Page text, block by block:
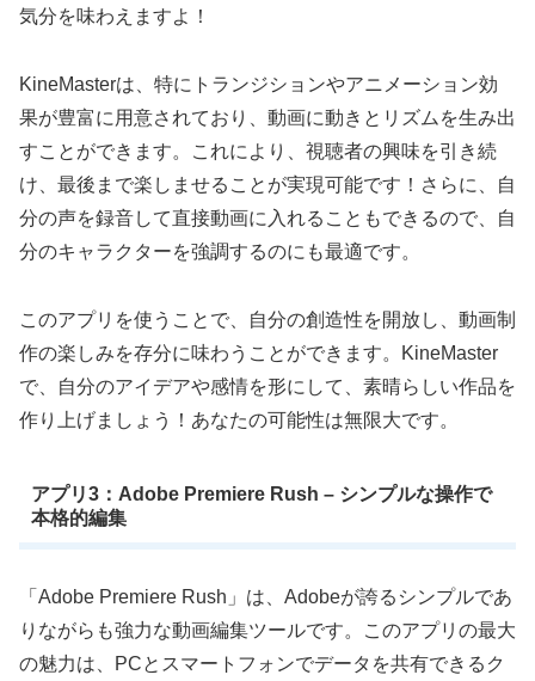
気分を味わえますよ！
KineMasterは、特にトランジションやアニメーション効
果が豊富に用意されており、動画に動きとリズムを生み出
すことができます。これにより、視聴者の興味を引き続
け、最後まで楽しませることが実現可能です！さらに、自
分の声を録音して直接動画に入れることもできるので、自
分のキャラクターを強調するのにも最適です。
このアプリを使うことで、自分の創造性を開放し、動画制
作の楽しみを存分に味わうことができます。KineMaster
で、自分のアイデアや感情を形にして、素晴らしい作品を
作り上げましょう！あなたの可能性は無限大です。
アプリ3：Adobe Premiere Rush – シンプルな操作で
本格的編集
「Adobe Premiere Rush」は、Adobeが誇るシンプルであ
りながらも強力な動画編集ツールです。このアプリの最大
の魅力は、PCとスマートフォンでデータを共有できるク